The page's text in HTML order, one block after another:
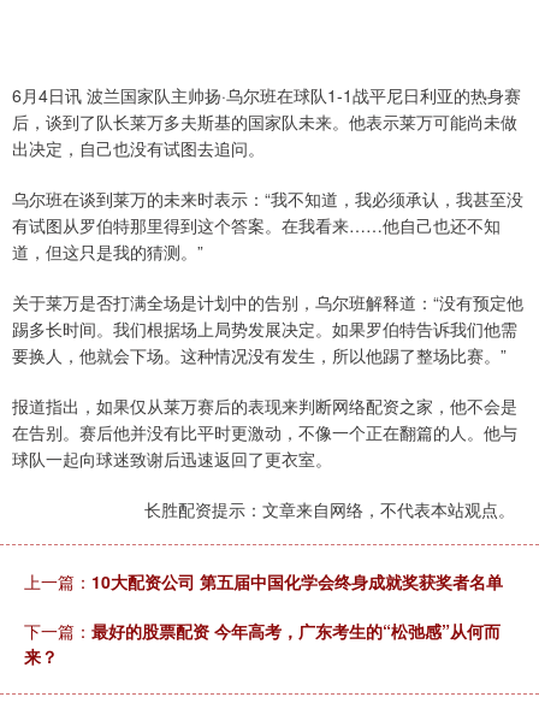
6月4日讯 波兰国家队主帅扬·乌尔班在球队1-1战平尼日利亚的热身赛
后，谈到了队长莱万多夫斯基的国家队未来。他表示莱万可能尚未做
出决定，自己也没有试图去追问。
乌尔班在谈到莱万的未来时表示：“我不知道，我必须承认，我甚至没
有试图从罗伯特那里得到这个答案。在我看来……他自己也还不知
道，但这只是我的猜测。”
关于莱万是否打满全场是计划中的告别，乌尔班解释道：“没有预定他
踢多长时间。我们根据场上局势发展决定。如果罗伯特告诉我们他需
要换人，他就会下场。这种情况没有发生，所以他踢了整场比赛。”
报道指出，如果仅从莱万赛后的表现来判断网络配资之家，他不会是
在告别。赛后他并没有比平时更激动，不像一个正在翻篇的人。他与
球队一起向球迷致谢后迅速返回了更衣室。
长胜配资提示：文章来自网络，不代表本站观点。
上一篇： 10大配资公司 第五届中国化学会终身成就奖获奖者名单
下一篇： 最好的股票配资 今年高考，广东考生的“松弛感”从何而
来？